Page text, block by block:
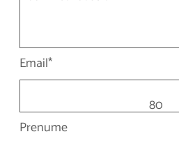
Email*
80
Prenume